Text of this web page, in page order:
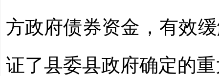
方政府债券资金，有效
证了县委县政府确定的